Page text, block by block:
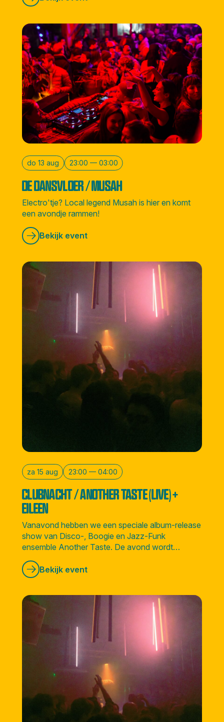
do 13 aug 23:00 — 03:00
DE DANSVLOER / MUSAH
Electro'tje? Local legend Musah is hier en komt
een avondje rammen!
Bekijk event
za 15 aug 23:00 — 04:00
CLUBNACHT / ANOTHER TASTE (LIVE) +
EILEEN
Vanavond hebben we een speciale album-release
show van Disco-, Boogie en Jazz-Funk
ensemble Another Taste. De avond wordt
afgesloten door Amsterdamse soulvolle DJ
Eileen.Bekijk event